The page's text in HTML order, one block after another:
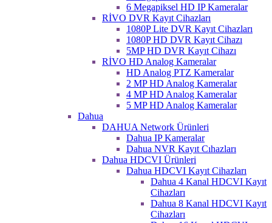
6 Megapiksel HD IP Kameralar
RİVO DVR Kayıt Cihazları
1080P Lite DVR Kayıt Cihazları
1080P HD DVR Kayıt Cihazı
5MP HD DVR Kayıt Cihazı
RİVO HD Analog Kameralar
HD Analog PTZ Kameralar
2 MP HD Analog Kameralar
4 MP HD Analog Kameralar
5 MP HD Analog Kameralar
Dahua
DAHUA Network Ürünleri
Dahua IP Kameralar
Dahua NVR Kayıt Cıhazları
Dahua HDCVI Ürünleri
Dahua HDCVI Kayıt Cihazları
Dahua 4 Kanal HDCVI Kayıt
Cihazları
Dahua 8 Kanal HDCVI Kayıt
Cihazları